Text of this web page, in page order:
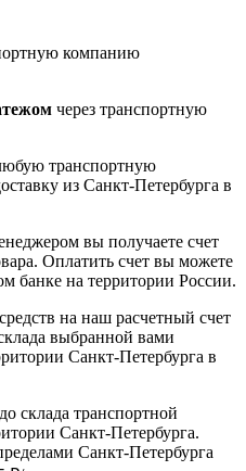
компанию
через транспортную
транспортную
из Санкт-Петербурга в
вы получаете счет
Оплатить счет вы можете
банке на территории России.
на наш расчетный счет
выбранной вами
Санкт-Петербурга в
склада транспортной
Санкт-Петербурга.
Санкт-Петербурга